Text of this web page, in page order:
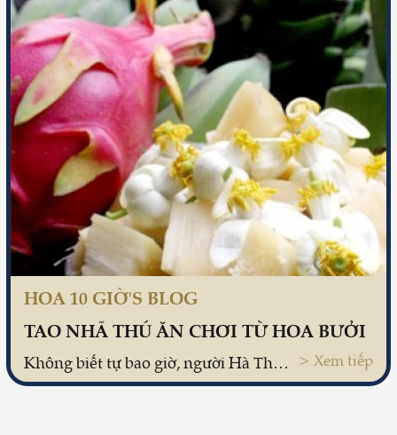
HOA 10 GIỜ'S BLOG
TAO NHÃ THÚ ĂN CHƠI TỪ HOA BƯỞI
Không biết tự bao giờ, người Hà Thành đã dùng hoa bưởi đặt trong nhà, ướp mía, ướp sắn dây... Chỉ biết, cứ tháng 3 mùa bưởi trổ hoa cũng là mùa những gánh hàng rong kẽo kẹt đưa hương bưởi khắp các ngõ nhỏ, phố nhỏ... > Xem tiếp